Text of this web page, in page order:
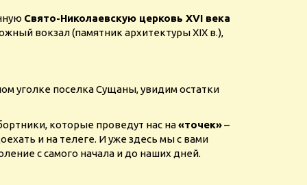
Свято-Николаевскую церковь XVI века
вокзал (памятник архитектуры XIX в.),
уголке поселка Сущаны, увидим остатки
которые проведут нас на«точек»–
и на телеге. И уже здесь мы с вами
с самого начала и до наших дней.